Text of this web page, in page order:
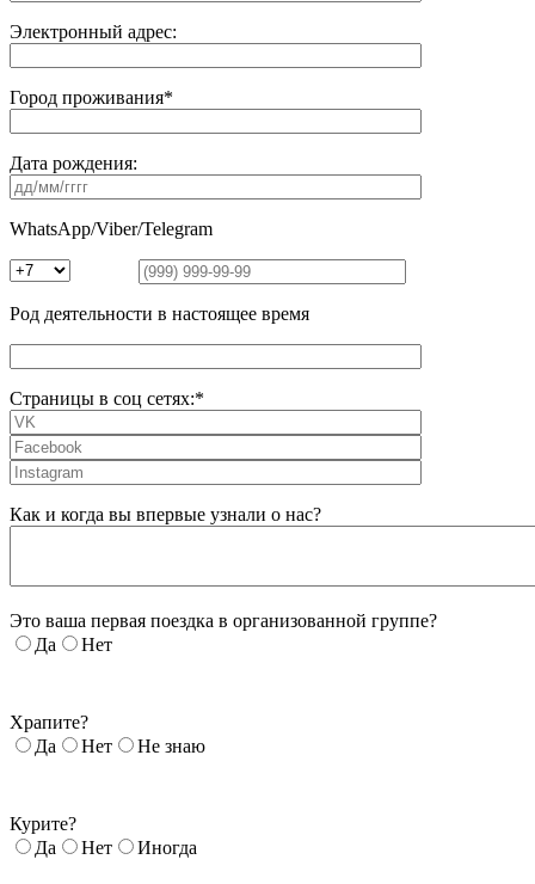
Электронный адрес:
Город проживания*
Дата рождения:
WhatsApp/Viber/Telegram
Род деятельности в настоящее время
Страницы в соц сетях:*
Как и когда вы впервые узнали о нас?
Это ваша первая поездка в организованной группе?
Да
Нет
Храпите?
Да
Нет Не знаю
Курите?
Да
Нет Иногда